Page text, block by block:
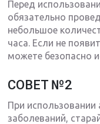
Перед
обязательно
небольшое
часа. Если не
можете безопасно
СОВЕТ №2
При
заболеваний,